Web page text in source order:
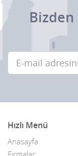
Hızlı Menü
Anasayfa